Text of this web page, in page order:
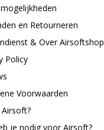
en Retourneren
& Over Airsoftshop
Policy
Voorwaarden
je nodig voor Airsoft?